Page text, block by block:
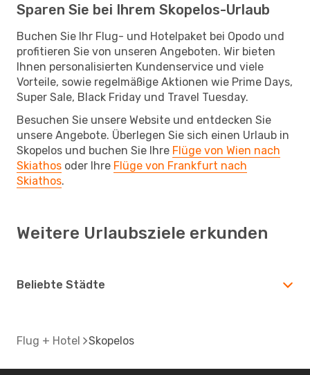
Sparen Sie bei Ihrem Skopelos-Urlaub
Buchen Sie Ihr Flug- und Hotelpaket bei Opodo und
profitieren Sie von unseren Angeboten. Wir bieten
Ihnen personalisierten Kundenservice und viele
Vorteile, sowie regelmäßige Aktionen wie Prime Days,
Super Sale, Black Friday und Travel Tuesday.
Besuchen Sie unsere Website und entdecken Sie
unsere Angebote. Überlegen Sie sich einen Urlaub in
Skopelos und buchen Sie Ihre Flüge von Wien nach
Skiathos oder Ihre Flüge von Frankfurt nach
Skiathos.
Weitere Urlaubsziele erkunden
Beliebte Städte
Flug + Hotel Skopelos